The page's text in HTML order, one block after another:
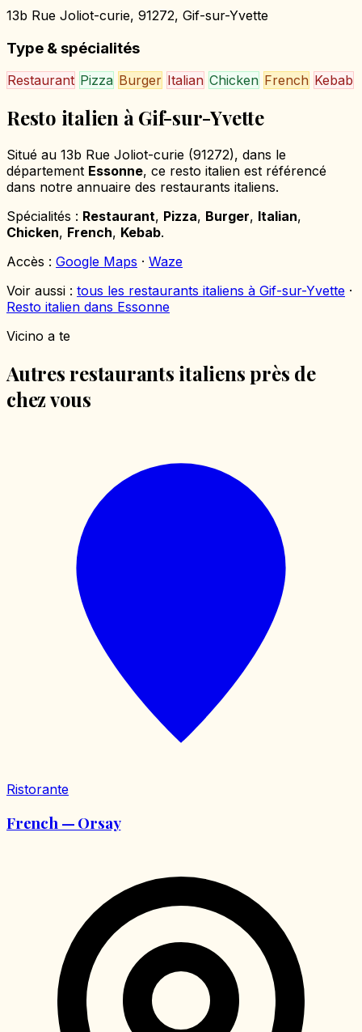
13b Rue Joliot-curie, 91272, Gif-sur-Yvette
Type & spécialités
Restaurant Pizza Burger Italian Chicken French Kebab
Resto italien à Gif-sur-Yvette
Situé au 13b Rue Joliot-curie (91272), dans le
département Essonne, ce resto italien est référencé
dans notre annuaire des restaurants italiens.
Spécialités : Restaurant, Pizza, Burger, Italian,
Chicken, French, Kebab.
Accès : Google Maps · Waze
Voir aussi : tous les restaurants italiens à Gif-sur-Yvette ·
Resto italien dans Essonne
Vicino a te
Autres restaurants italiens près de
chez vous
Ristorante
French — Orsay